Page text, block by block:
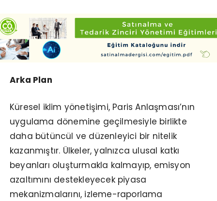
Arka Plan
Küresel iklim yönetişimi, Paris Anlaşması’nın
uygulama dönemine geçilmesiyle birlikte
daha bütüncül ve düzenleyici bir nitelik
kazanmıştır. Ülkeler, yalnızca ulusal katkı
beyanları oluşturmakla kalmayıp, emisyon
azaltımını destekleyecek piyasa
mekanizmalarını, izleme-raporlama